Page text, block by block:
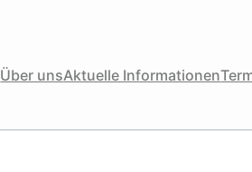
Über unsAktuelle Informationen